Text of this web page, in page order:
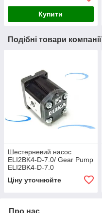
Купити
Подібні товари компанії
Шестерневий насос
ELI2BK4-D-7.0/ Gear Pump
ELI2BK4-D-7.0
Ціну уточнюйте
Про нас